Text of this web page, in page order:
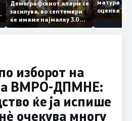
Демографскиот аларм се
засилува, во септември
ќе имаме најмалку 3.000
првачиња помалку
матура
оценка
изборот на
ВМРО-ДПМНЕ:
ќе ја испише
очекува многу